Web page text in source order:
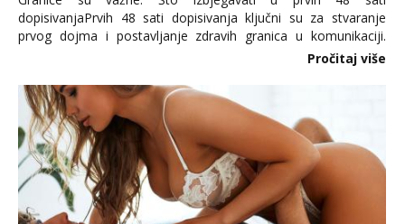
dopisivanjaPrvih 48 sati dopisivanja ključni su za stvaranje
prvog dojma i postavljanje zdravih granica u komunikaciji.
Važno je izbjeći prebrzo otkrivanje osobnih ili intimnih
informacija, jer nepoznata osoba još nije zaslužila to
povjerenje. Takođe...
Pročitaj više